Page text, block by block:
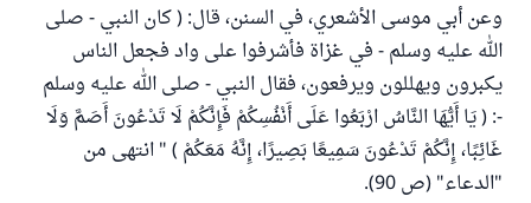
وعن أبي موسى الأشعري، في السنن، قال: ( كان النبي - صلى
الله عليه وسلم - في غزاة فأشرفوا على واد فجعل الناس
يكبرون ويهللون ويرفعون، فقال النبي - صلى الله عليه وسلم
-: ( يَا أَيُّهَا النَّاسُ ارْبَعُوا عَلَى أَنْفُسِكُمْ فَإِنَّكُمْ لَا تَدْعُونَ أَصَمَّ وَلَا
غَائِبًا، إِنَّكُمْ تَدْعُونَ سَمِيعًا بَصِيرًا، إِنَّهُ مَعَكُمْ ) " انتهى من
"الدعاء" (ص 90).